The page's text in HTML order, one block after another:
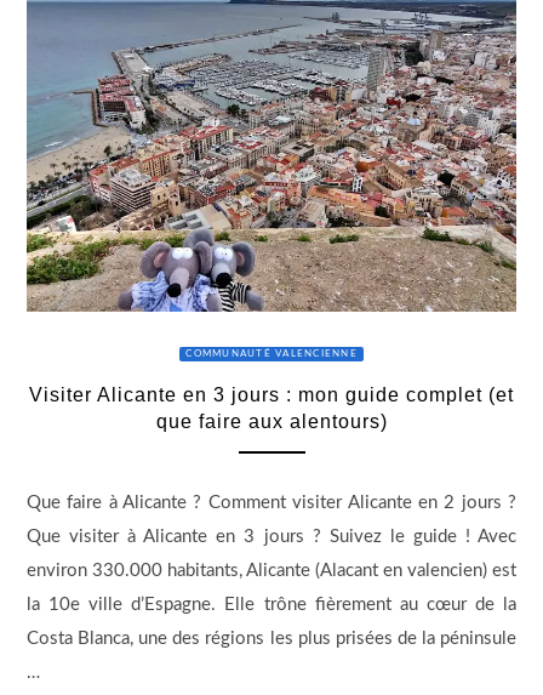
COMMUNAUTÉ VALENCIENNE
Visiter Alicante en 3 jours : mon guide complet (et
que faire aux alentours)
Que faire à Alicante ? Comment visiter Alicante en 2 jours ?
Que visiter à Alicante en 3 jours ? Suivez le guide ! Avec
environ 330.000 habitants, Alicante (Alacant en valencien) est
la 10e ville d’Espagne. Elle trône fièrement au cœur de la
Costa Blanca, une des régions les plus prisées de la péninsule
…